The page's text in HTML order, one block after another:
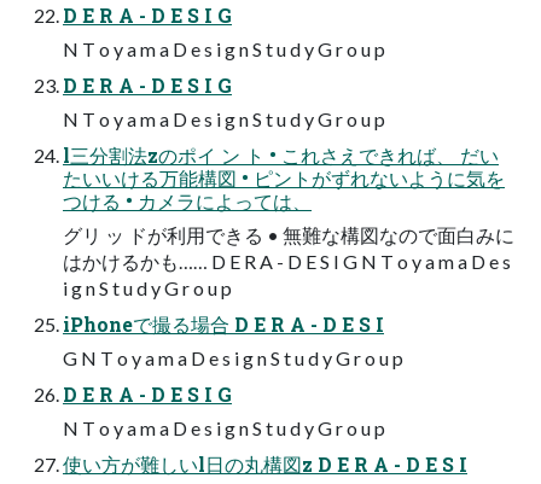
D E R A - D E S I G
N T o y a m a D e s i g n S t u d y G r o u p
D E R A - D E S I G
N T o y a m a D e s i g n S t u d y G r o u p
l三分割法zのポイ ン ト • これさえできれば、 だい
たいいける万能構図 • ピントがずれないように気を
つける • カメラによっては、
グリ ッ ドが利用できる • 無難な構図なので面白みに
はかけるかも…… D E R A - D E S I G N T o y a m a D e s
i g n S t u d y G r o u p
iPhoneで撮る場合 D E R A - D E S I
G N T o y a m a D e s i g n S t u d y G r o u p
D E R A - D E S I G
N T o y a m a D e s i g n S t u d y G r o u p
使い方が難しいl日の丸構図z D E R A - D E S I